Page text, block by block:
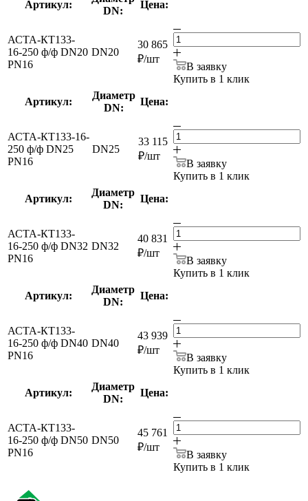
Артикул:
DN:
Цена:
АСТА-КТ133-
16-250 ф/ф DN20
PN16
DN20
30 865
₽/шт
В заявку
Купить в 1 клик
Артикул:
Диаметр
DN:
Цена:
АСТА-КТ133-16-
250 ф/ф DN25
PN16
DN25
33 115
₽/шт
В заявку
Купить в 1 клик
Артикул:
Диаметр
DN:
Цена:
АСТА-КТ133-
16-250 ф/ф DN32
PN16
DN32
40 831
₽/шт
В заявку
Купить в 1 клик
Артикул:
Диаметр
DN:
Цена:
АСТА-КТ133-
16-250 ф/ф DN40
PN16
DN40
43 939
₽/шт
В заявку
Купить в 1 клик
Артикул:
Диаметр
DN:
Цена:
АСТА-КТ133-
16-250 ф/ф DN50
PN16
DN50
45 761
₽/шт
В заявку
Купить в 1 клик